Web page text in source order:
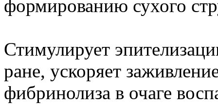
формированию сухого
Стимулирует
ране, ускоряет
фибринолиза в очаге